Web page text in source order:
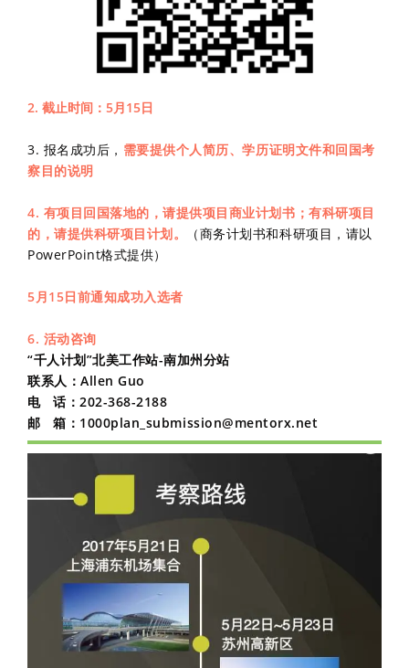
2. 截止时间：5月15日
3. 报名成功后， 需要提供个人简历、学历证明文件和回国考
察目的说明
4. 有项目回国落地的，请提供项目商业计划书；有科研项目
的，请提供科研项目计划。
（商务计划书和科研项目，请以
PowerPoint格式提供）
5月15日前通知成功入选者
6. 活动咨询
“千人计划”北美工作站-南加州分站
联系人：Allen Guo
电 话：202-368-2188
邮 箱： 1000plan_submission@mentorx.net